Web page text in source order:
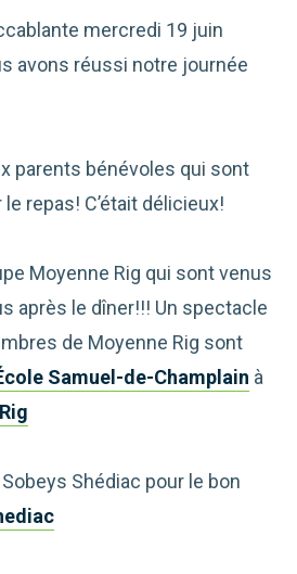
mercredi 19 juin
avons réussi notre journée
parents bénévoles qui sont
repas! C’était délicieux!
Moyenne Rig qui sont venus
après le dîner!!! Un spectacle
de Moyenne Rig sont
Samuel-de-Champlain à
Shédiac pour le bon